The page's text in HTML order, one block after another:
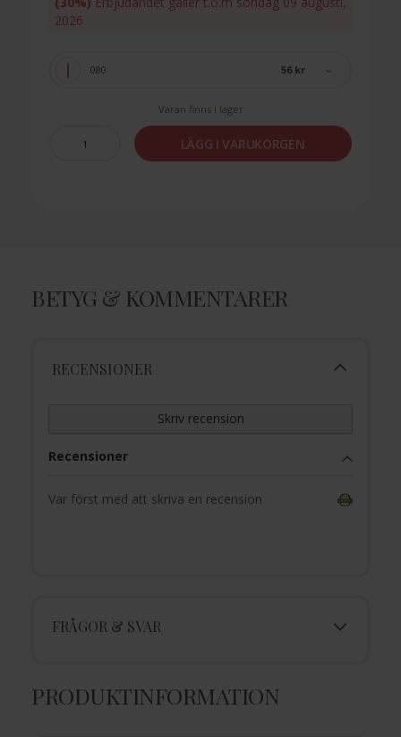
2026
56 kr
080
Varan finns i lager
LÄGG I VARUKORGEN
BETYG & KOMMENTARER
RECENSIONER
Skriv recension
Recensioner
Var först med att skriva en recension
FRÅGOR & SVAR
PRODUKTINFORMATION